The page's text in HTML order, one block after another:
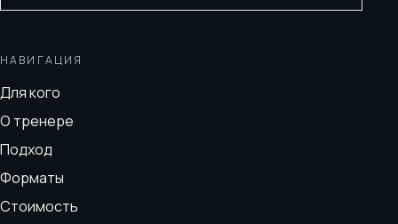
НАВИГАЦИЯ
Для кого
О тренере
Подход
Форматы
Стоимость